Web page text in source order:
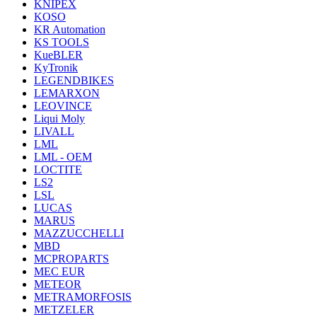
KNIPEX
KOSO
KR Automation
KS TOOLS
KueBLER
KyTronik
LEGENDBIKES
LEMARXON
LEOVINCE
Liqui Moly
LIVALL
LML
LML - OEM
LOCTITE
LS2
LSL
LUCAS
MARUS
MAZZUCCHELLI
MBD
MCPROPARTS
MEC EUR
METEOR
METRAMORFOSIS
METZELER